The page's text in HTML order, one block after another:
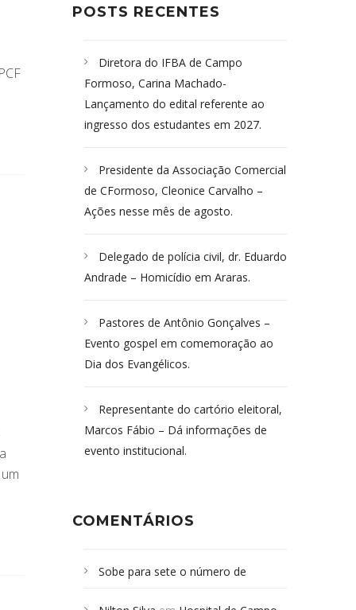
POSTS RECENTES
Diretora do IFBA de Campo
Formoso, Carina Machado-
Lançamento do edital referente ao
ingresso dos estudantes em 2027.
Presidente da Associação Comercial
de CFormoso, Cleonice Carvalho –
Ações nesse mês de agosto.
Delegado de polícia civil, dr. Eduardo
Andrade – Homicídio em Araras.
Pastores de Antônio Gonçalves –
Evento gospel em comemoração ao
Dia dos Evangélicos.
Representante do cartório eleitoral,
Marcos Fábio – Dá informações de
evento institucional.
COMENTÁRIOS
Sobe para sete o número de